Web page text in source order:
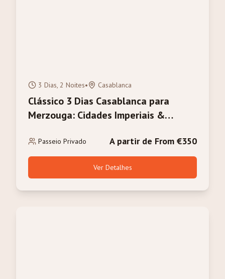
3 Dias, 2 Noites• Casablanca
Clássico 3 Dias Casablanca para
Merzouga: Cidades Imperiais &
Passeio Privado A partir de From €350
Ver Detalhes